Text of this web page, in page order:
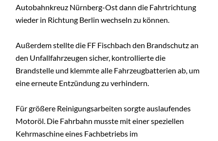
Autobahnkreuz Nürnberg-Ost dann die Fahrtrichtung
wieder in Richtung Berlin wechseln zu können.
Außerdem stellte die FF Fischbach den Brandschutz an
den Unfallfahrzeugen sicher, kontrollierte die
Brandstelle und klemmte alle Fahrzeugbatterien ab, um
eine erneute Entzündung zu verhindern.
Für größere Reinigungsarbeiten sorgte auslaufendes
Motoröl. Die Fahrbahn musste mit einer speziellen
Kehrmaschine eines Fachbetriebs im